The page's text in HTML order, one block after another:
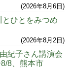
2026年8月6日
ひとをみつめ
2026年8月2日
紀子さん講演会
8、熊本市